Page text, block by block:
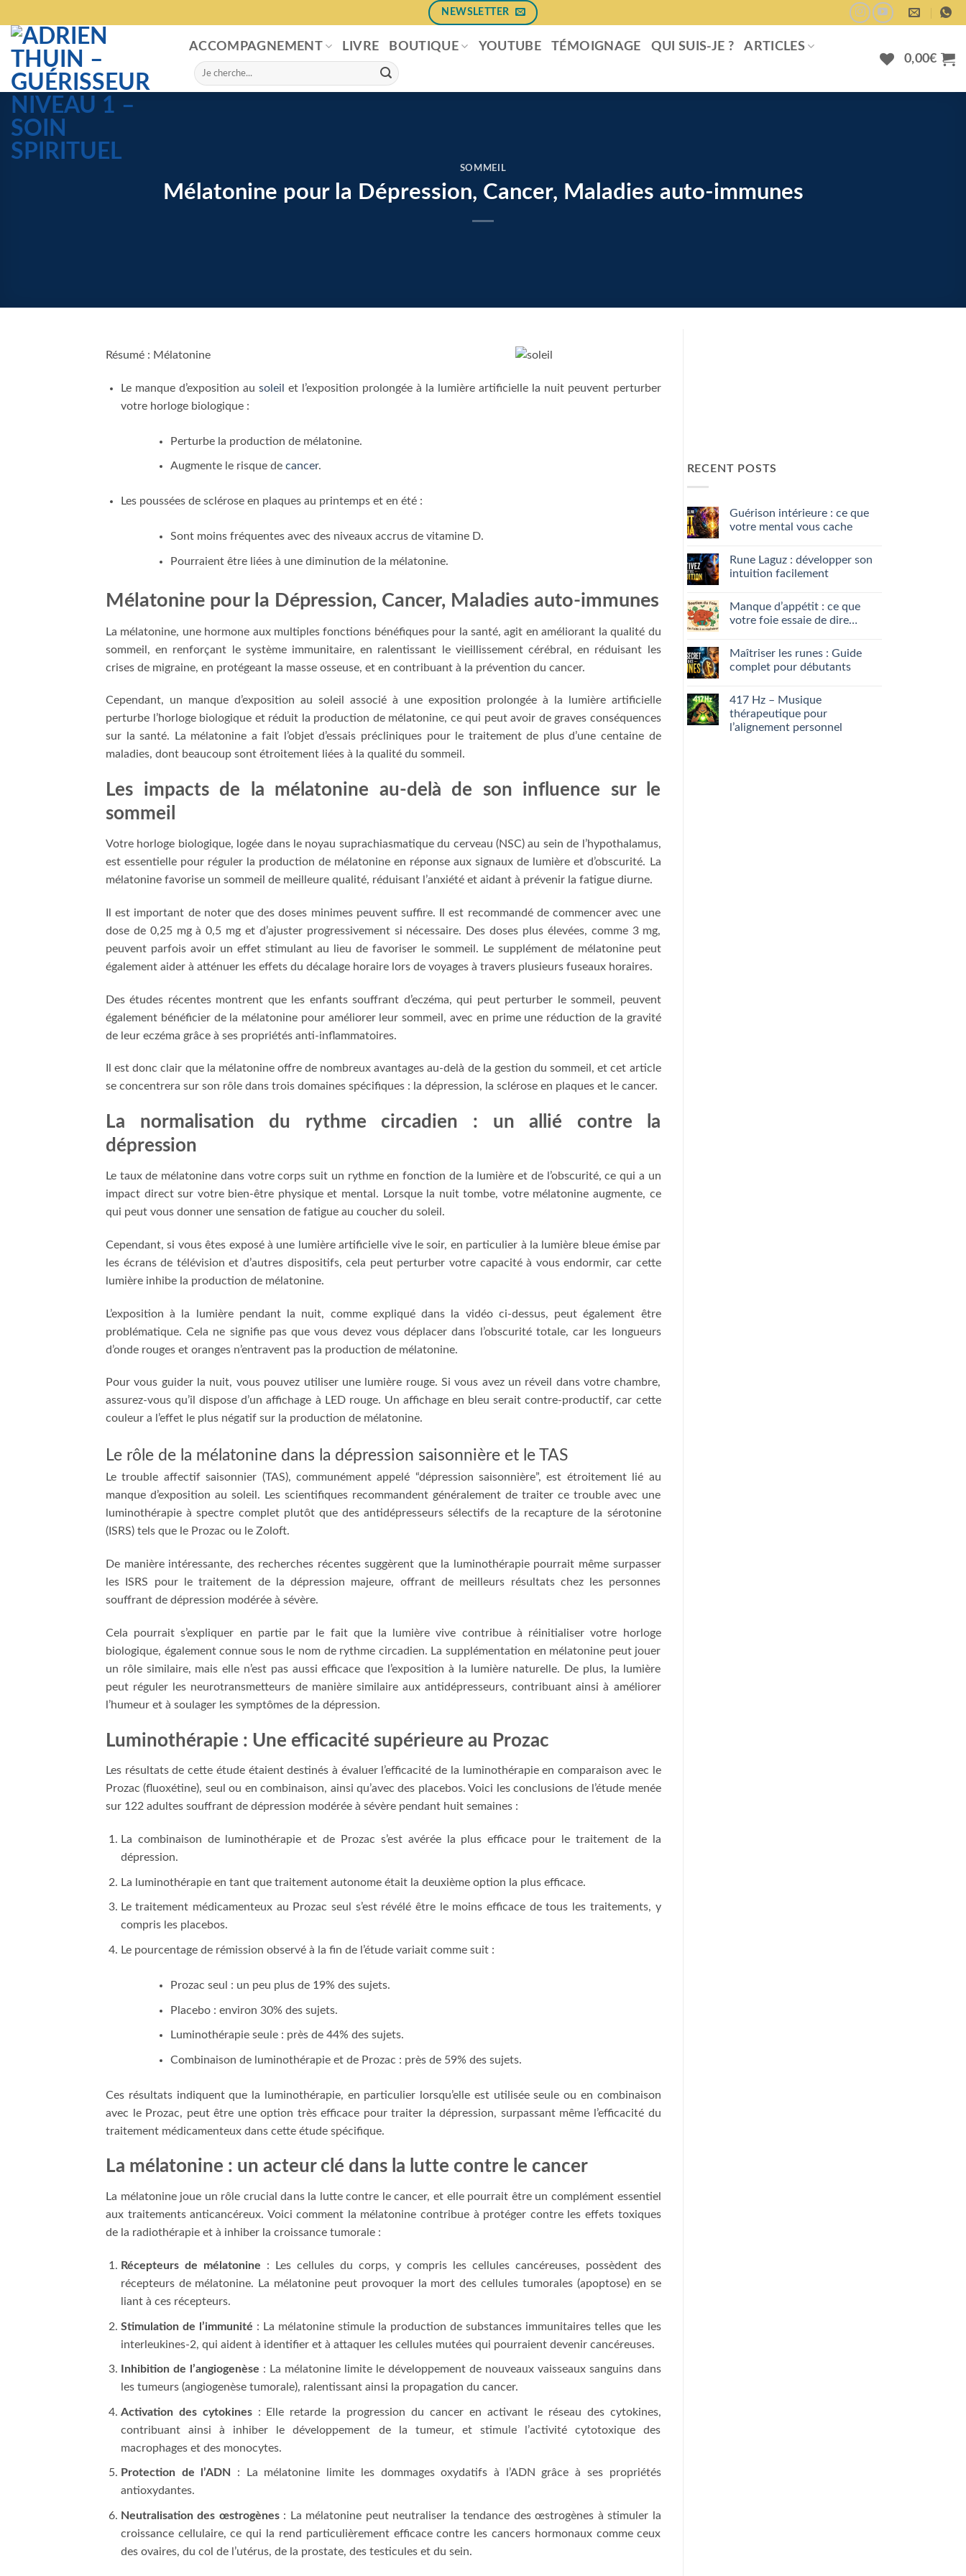
to
content
NEWSLETTER
ACCOMPAGNEMENT LIVRE BOUTIQUE YOUTUBE TÉMOIGNAGE QUI SUIS-JE ? ARTICLES
Search
for:
0,00€
SOMMEIL
Mélatonine pour la Dépression, Cancer, Maladies auto-immunes
Résumé : Mélatonine
Le manque d’exposition au soleil
et l’exposition prolongée à la lumière artificielle la nuit peuvent perturber
votre horloge biologique :
Perturbe la production de mélatonine.
Augmente le risque de cancer.
Les poussées de sclérose en plaques au printemps et en été :
Sont moins fréquentes avec des niveaux accrus de vitamine D.
Pourraient être liées à une diminution de la mélatonine.
Mélatonine pour la Dépression, Cancer, Maladies auto-immunes
La mélatonine, une hormone aux multiples fonctions bénéfiques pour la santé, agit en améliorant la qualité du
sommeil, en renforçant le système immunitaire, en ralentissant le vieillissement cérébral, en réduisant les
crises de migraine, en protégeant la masse osseuse, et en contribuant à la prévention du cancer.
Cependant, un manque d’exposition au soleil associé à une exposition prolongée à la lumière artificielle
perturbe l’horloge biologique et réduit la production de mélatonine, ce qui peut avoir de graves conséquences
sur la santé. La mélatonine a fait l’objet d’essais précliniques pour le traitement de plus d’une centaine de
maladies, dont beaucoup sont étroitement liées à la qualité du sommeil.
Les impacts de la mélatonine au-delà de son influence sur le
sommeil
Votre horloge biologique, logée dans le noyau suprachiasmatique du cerveau (NSC) au sein de l’hypothalamus,
est essentielle pour réguler la production de mélatonine en réponse aux signaux de lumière et d’obscurité. La
mélatonine favorise un sommeil de meilleure qualité, réduisant l’anxiété et aidant à prévenir la fatigue diurne.
Il est important de noter que des doses minimes peuvent suffire. Il est recommandé de commencer avec une
dose de 0,25 mg à 0,5 mg et d’ajuster progressivement si nécessaire. Des doses plus élevées, comme 3 mg,
peuvent parfois avoir un effet stimulant au lieu de favoriser le sommeil. Le supplément de mélatonine peut
également aider à atténuer les effets du décalage horaire lors de voyages à travers plusieurs fuseaux horaires.
Des études récentes montrent que les enfants souffrant d’eczéma, qui peut perturber le sommeil, peuvent
également bénéficier de la mélatonine pour améliorer leur sommeil, avec en prime une réduction de la gravité
de leur eczéma grâce à ses propriétés anti-inflammatoires.
Il est donc clair que la mélatonine offre de nombreux avantages au-delà de la gestion du sommeil, et cet article
se concentrera sur son rôle dans trois domaines spécifiques : la dépression, la sclérose en plaques et le cancer.
La normalisation du rythme circadien : un allié contre la
dépression
Le taux de mélatonine dans votre corps suit un rythme en fonction de la lumière et de l’obscurité, ce qui a un
impact direct sur votre bien-être physique et mental. Lorsque la nuit tombe, votre mélatonine augmente, ce
qui peut vous donner une sensation de fatigue au coucher du soleil.
Cependant, si vous êtes exposé à une lumière artificielle vive le soir, en particulier à la lumière bleue émise par
les écrans de télévision et d’autres dispositifs, cela peut perturber votre capacité à vous endormir, car cette
lumière inhibe la production de mélatonine.
L’exposition à la lumière pendant la nuit, comme expliqué dans la vidéo ci-dessus, peut également être
problématique. Cela ne signifie pas que vous devez vous déplacer dans l’obscurité totale, car les longueurs
d’onde rouges et oranges n’entravent pas la production de mélatonine.
Pour vous guider la nuit, vous pouvez utiliser une lumière rouge. Si vous avez un réveil dans votre chambre,
assurez-vous qu’il dispose d’un affichage à LED rouge. Un affichage en bleu serait contre-productif, car cette
couleur a l’effet le plus négatif sur la production de mélatonine.
Le rôle de la mélatonine dans la dépression saisonnière et le TAS
Le trouble affectif saisonnier (TAS), communément appelé “dépression saisonnière”, est étroitement lié au
manque d’exposition au soleil. Les scientifiques recommandent généralement de traiter ce trouble avec une
luminothérapie à spectre complet plutôt que des antidépresseurs sélectifs de la recapture de la sérotonine
(ISRS) tels que le Prozac ou le Zoloft.
De manière intéressante, des recherches récentes suggèrent que la luminothérapie pourrait même surpasser
les ISRS pour le traitement de la dépression majeure, offrant de meilleurs résultats chez les personnes
souffrant de dépression modérée à sévère.
Cela pourrait s’expliquer en partie par le fait que la lumière vive contribue à réinitialiser votre horloge
biologique, également connue sous le nom de rythme circadien. La supplémentation en mélatonine peut jouer
un rôle similaire, mais elle n’est pas aussi efficace que l’exposition à la lumière naturelle. De plus, la lumière
peut réguler les neurotransmetteurs de manière similaire aux antidépresseurs, contribuant ainsi à améliorer
l’humeur et à soulager les symptômes de la dépression.
Luminothérapie : Une efficacité supérieure au Prozac
Les résultats de cette étude étaient destinés à évaluer l’efficacité de la luminothérapie en comparaison avec le
Prozac (fluoxétine), seul ou en combinaison, ainsi qu’avec des placebos. Voici les conclusions de l’étude menée
sur 122 adultes souffrant de dépression modérée à sévère pendant huit semaines :
La combinaison de luminothérapie et de Prozac s’est avérée la plus efficace pour le traitement de la
dépression.
La luminothérapie en tant que traitement autonome était la deuxième option la plus efficace.
Le traitement médicamenteux au Prozac seul s’est révélé être le moins efficace de tous les traitements, y
compris les placebos.
Le pourcentage de rémission observé à la fin de l’étude variait comme suit :
Prozac seul : un peu plus de 19% des sujets.
Placebo : environ 30% des sujets.
Luminothérapie seule : près de 44% des sujets.
Combinaison de luminothérapie et de Prozac : près de 59% des sujets.
Ces résultats indiquent que la luminothérapie, en particulier lorsqu’elle est utilisée seule ou en combinaison
avec le Prozac, peut être une option très efficace pour traiter la dépression, surpassant même l’efficacité du
traitement médicamenteux dans cette étude spécifique.
La mélatonine : un acteur clé dans la lutte contre le cancer
La mélatonine joue un rôle crucial dans la lutte contre le cancer, et elle pourrait être un complément essentiel
aux traitements anticancéreux. Voici comment la mélatonine contribue à protéger contre les effets toxiques
de la radiothérapie et à inhiber la croissance tumorale :
Récepteurs de mélatonine : Les cellules du corps, y compris les cellules cancéreuses, possèdent des
récepteurs de mélatonine. La mélatonine peut provoquer la mort des cellules tumorales (apoptose) en se
liant à ces récepteurs.
Stimulation de l’immunité : La mélatonine stimule la production de substances immunitaires telles que les
interleukines-2, qui aident à identifier et à attaquer les cellules mutées qui pourraient devenir cancéreuses.
Inhibition de l’angiogenèse : La mélatonine limite le développement de nouveaux vaisseaux sanguins dans
les tumeurs (angiogenèse tumorale), ralentissant ainsi la propagation du cancer.
Activation des cytokines: Elle retarde la progression du cancer en activant le réseau des cytokines,
contribuant ainsi à inhiber le développement de la tumeur, et stimule l’activité cytotoxique des
macrophages et des monocytes.
Protection de l’ADN
: La mélatonine limite les dommages oxydatifs à l’ADN grâce à ses propriétés
antioxydantes.
Neutralisation des œstrogènes: La mélatonine peut neutraliser la tendance des œstrogènes à stimuler la
croissance cellulaire, ce qui la rend particulièrement efficace contre les cancers hormonaux comme ceux
des ovaires, du col de l’utérus, de la prostate, des testicules et du sein.
RECENT POSTS
Guérison intérieure : ce que
votre mental vous cache
on
Guérison
intérieure
que
votre
mental
Rune Laguz : développer son
intuition facilement
on
Rune
Laguz
son
facilement
Manque d’appétit : ce que
votre foie essaie de dire…
on
d’appétit
que
votre
foie
essaie
Maîtriser les runes : Guide
complet pour débutants
on
Maîtriser
les
runes
417 Hz – Musique
thérapeutique pour
l’alignement personnel